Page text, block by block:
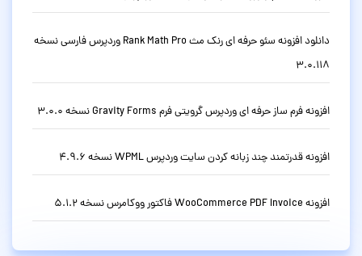
دانلود افزونه سئو حرفه ای رنک مث Rank Math Pro وردپرس فارسی نسخه
3.0.118
افزونه فرم ساز حرفه ای وردپرس گرویتی فرم Gravity Forms نسخه 3.0.0
افزونه قدرتمند چند زبانه کردن سایت وردپرس WPML نسخه 4.9.6
افزونه WooCommerce PDF Invoice فاکتور ووکامرس نسخه 5.1.2